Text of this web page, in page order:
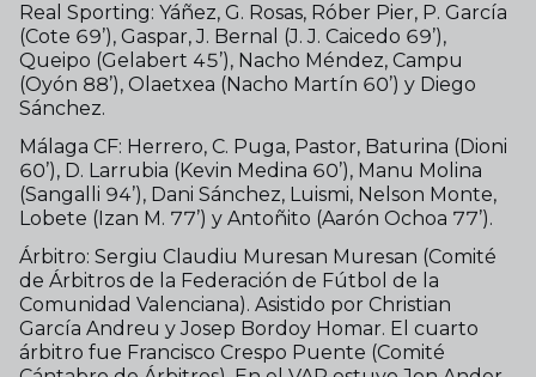
Real Sporting: Yáñez, G. Rosas, Róber Pier, P. García
(Cote 69’), Gaspar, J. Bernal (J. J. Caicedo 69’),
Queipo (Gelabert 45’), Nacho Méndez, Campu
(Oyón 88’), Olaetxea (Nacho Martín 60’) y Diego
Sánchez.
Málaga CF: Herrero, C. Puga, Pastor, Baturina (Dioni
60’), D. Larrubia (Kevin Medina 60’), Manu Molina
(Sangalli 94’), Dani Sánchez, Luismi, Nelson Monte,
Lobete (Izan M. 77’) y Antoñito (Aarón Ochoa 77’).
Árbitro: Sergiu Claudiu Muresan Muresan (Comité
de Árbitros de la Federación de Fútbol de la
Comunidad Valenciana). Asistido por Christian
García Andreu y Josep Bordoy Homar. El cuarto
árbitro fue Francisco Crespo Puente (Comité